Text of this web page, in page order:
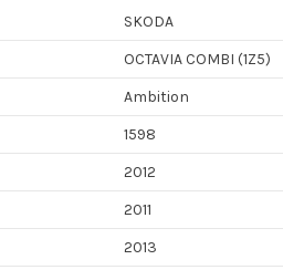
SKODA
OCTAVIA COMBI (1Z5)
Ambition
1598
2012
2011
2013